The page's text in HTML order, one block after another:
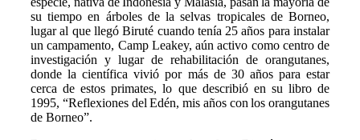
su tiempo en árboles de la selvas tropicales de Borneo,
lugar al que llegó Biruté cuando tenía 25 años para instalar
un campamento, Camp Leakey, aún activo como centro de
investigación y lugar de rehabilitación de orangutanes,
donde la científica vivió por más de 30 años para estar
cerca de estos primates, lo que describió en su libro de
1995, “Reflexiones del Edén, mis años con los orangutanes
de Borneo”.